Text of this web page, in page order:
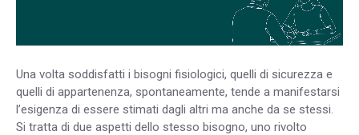
Una volta soddisfatti i bisogni fisiologici, quelli di sicurezza e
quelli di appartenenza, spontaneamente, tende a manifestarsi
l’esigenza di essere stimati dagli altri ma anche da se stessi.
Si tratta di due aspetti dello stesso bisogno, uno rivolto